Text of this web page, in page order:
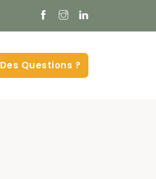
Des Questions ?